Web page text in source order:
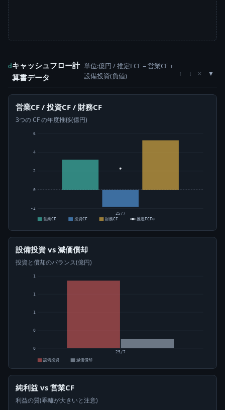
d キャッシュフロー計
算書データ
単位:億円 / 推定FCF = 営業CF +
設備投資(負値)
↑ ↓ ×
営業CF / 投資CF / 財務CF
3つの CF の年度推移(億円)
-2
0
2
4
6
25/7
営業CF
投資CF 財務CF 推定FCF⊙
設備投資 vs 減価償却
投資と償却のバランス(億円)
0
0
1
1
1
25/7
設備投資
減価償却
純利益 vs 営業CF
利益の質(乖離が大きいと注意)